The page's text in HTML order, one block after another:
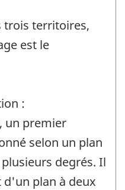
trois territoires,
est le
:
un premier
selon un plan
degrés. Il
plan à deux